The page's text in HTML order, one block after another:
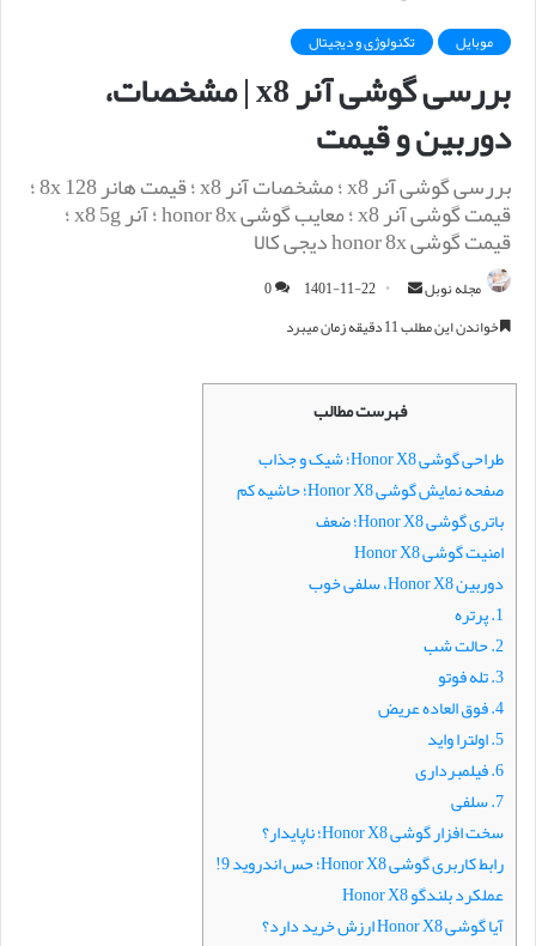
موبایل تکنولوژی و دیجیتال
بررسی گوشی آنر x8 | مشخصات،
دوربین و قیمت
بررسی گوشی آنر x8 ؛ مشخصات آنر x8 ؛ قیمت هانر 8x 128 ؛
قیمت گوشی آنر x8 ؛ معایب گوشی honor 8x ؛ آنر x8 5g ؛
قیمت گوشی honor 8x دیجی کالا
مجله نوبل
ل
ی
م
ی
ل
1401-11-22
0
خواندن این مطلب 11 دقیقه زمان میبرد
فهرست مطالب
طراحی گوشی Honor X8؛ شیک و جذاب
صفحه نمایش گوشی Honor X8؛ حاشیه کم
باتری گوشی Honor X8؛ ضعف
امنیت گوشی Honor X8
دوربین Honor X8، سلفی خوب
1. پرتره
2. حالت شب
3. تله فوتو
4. فوق العاده عریض
5. اولترا واید
6. فیلمبرداری
7. سلفی
سخت افزار گوشی Honor X8؛ ناپایدار؟
رابط کاربری گوشی Honor X8؛ حس اندروید 9!
عملکرد بلندگو Honor X8
آیا گوشی Honor X8 ارزش خرید دارد؟